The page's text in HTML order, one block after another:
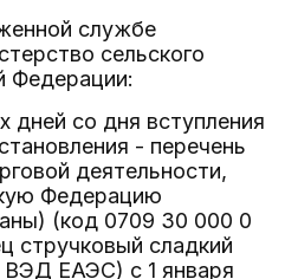
службе
сельского
Федерации:
дней со дня вступления
- перечень
деятельности,
Федерацию
(код 0709 30 000 0
сладкий
ВЭД ЕАЭС) с 1 января